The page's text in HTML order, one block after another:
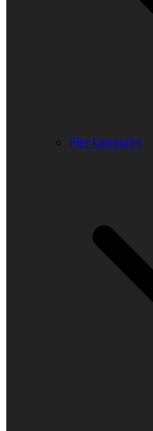
Fler kategorier